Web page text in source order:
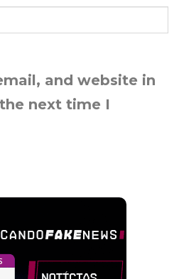
and website in
next time I